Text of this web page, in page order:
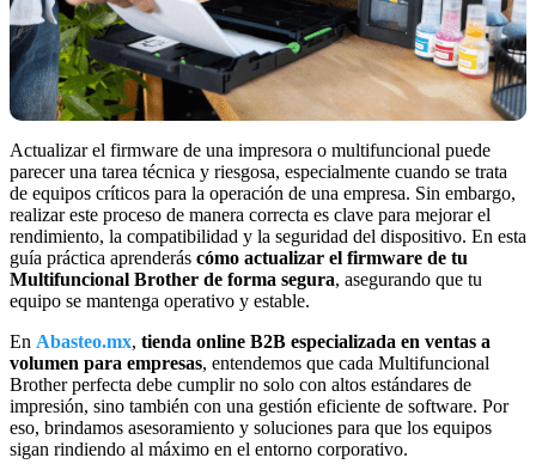
Actualizar el firmware de una impresora o multifuncional puede
parecer una tarea técnica y riesgosa, especialmente cuando se trata
de equipos críticos para la operación de una empresa. Sin embargo,
realizar este proceso de manera correcta es clave para mejorar el
rendimiento, la compatibilidad y la seguridad del dispositivo. En esta
guía práctica aprenderás cómo actualizar el firmware de tu
Multifuncional Brother de forma segura, asegurando que tu
equipo se mantenga operativo y estable.
En Abasteo.mx, tienda online B2B especializada en ventas a
volumen para empresas, entendemos que cada Multifuncional
Brother perfecta debe cumplir no solo con altos estándares de
impresión, sino también con una gestión eficiente de software. Por
eso, brindamos asesoramiento y soluciones para que los equipos
sigan rindiendo al máximo en el entorno corporativo.